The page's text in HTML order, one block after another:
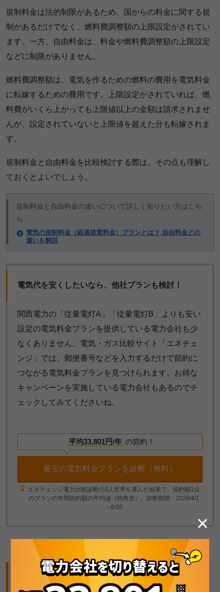
✕
規制料金は法的制限があるため、国からの料金に関する規
制があるだけでなく、燃料費調整額の上限設定がされてい
ます。一方、自由料金は、料金や燃料費調整額の上限設定
などに制限がありません。
燃料費調整額は、電気を作るための燃料の費用を電気料金
に転嫁するための費用です。上限設定がされていれば、燃
料費がいくら上がっても上限値以上の金額は請求されませ
んが、設定されていないと上限値を超えた分も転嫁されま
す。
規制料金と自由料金を比較検討する際は、その点も理解し
ておくとよいでしょう。
規制料金と自由料金の違いについて詳しく知りたい方はこち
ら
電気の規制料金（経過措置料金）プランとは？ 自由料金との
違いを解説
電気代を安くしたいなら、他社プランも検討！
関西電力の「従量電灯A」「従量電灯B」よりも安い
設定の電気料金プランを提供している電力会社も少
なくありません。電気・ガス比較サイト「エネチェ
ンジ」では、郵便番号などを入力するだけで節約に
つながる電気料金プランを見つけられます。お得な
キャンペーンを実施している電力会社もあるのでチ
ェックしてみてくださいね。
平均33,801円/年 の節約！
最安の電気料金プランを診断（無料）
エネチェンジ電力比較診断の3人世帯を選んだ結果で、節約額1位
のプランの年間節約額の平均値（特典含）。診断期間：2026/4/1
～6/30
関西電力「従量電灯A」「従量電灯B」の契約内
容